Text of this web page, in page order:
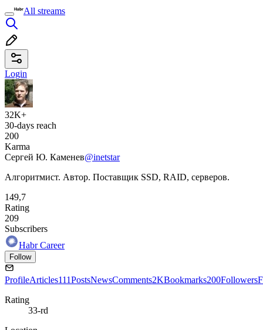
All streams
Login
32K+
30-days reach
200
Karma
Сергей Ю. Каменев@inetstar
Алгоритмист. Автор. Поставщик SSD, RAID, серверов.
149,7
Rating
209
Subscribers
Habr Career
Follow
ProfileArticles111PostsNewsComments2KBookmarks200Followers
Rating
33-rd